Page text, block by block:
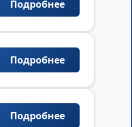
Подробнее
Подробнее
Подробнее